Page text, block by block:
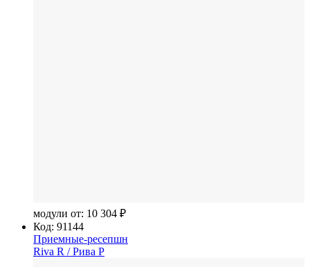
модули от: 10 304 ₽
Код: 91144
Приемные-ресепшн
Riva R / Рива Р